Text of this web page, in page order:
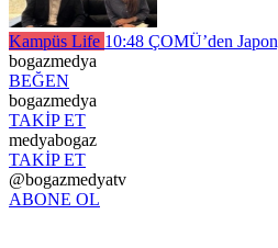
Kampüs Life 10:48 ÇOMÜ’den
bogazmedya
BEĞEN
bogazmedya
TAKİP ET
medyabogaz
TAKİP ET
@bogazmedyatv
ABONE OL